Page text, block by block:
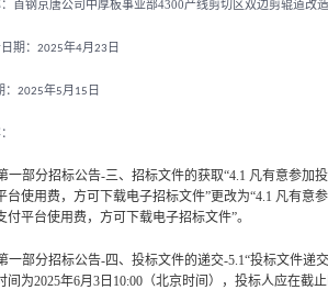
首钢京唐公司中厚板事业部4300产线剪切区双边剪辊道改
期： 2025年4月 23 日
2025年5月 15 日
一部分招标公告-三、招标文件的获取“4.1 凡有意参加
台使用费，方可下载电子招标文件”更改为“4.1 凡有意
付平台使用费，方可下载电子招标文件”。
一部分招标公告-四、投标文件的递交-5.1“投标文件递
间为2025年6月3日10:00（北京时间），投标人应在截